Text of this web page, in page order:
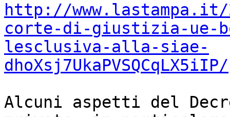
http://
corte-di-giustizia-ue-
lesclusiva-alla-siae-
Alcuni aspetti del